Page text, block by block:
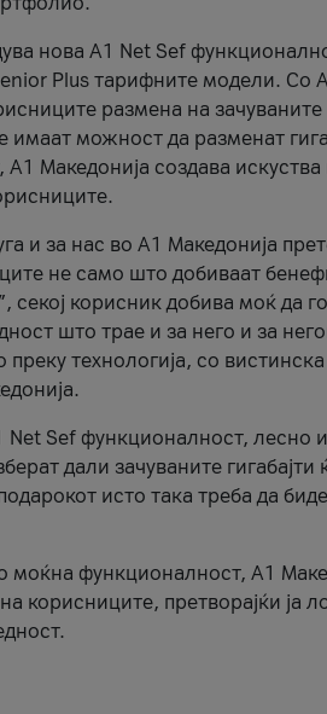
нова A1 Net Sef
Plus тарифните модели. Со
размена на зачуваните
можност да разменат
Македонија создава
и за нас во А1 Македонија
не само што добиваат
корисник добива моќ да
што трае и за него и за
технологија, со
Sef функционалност, лесно
дали зачуваните
исто така треба да
функционалност, А1
корисниците, претворајќи ја